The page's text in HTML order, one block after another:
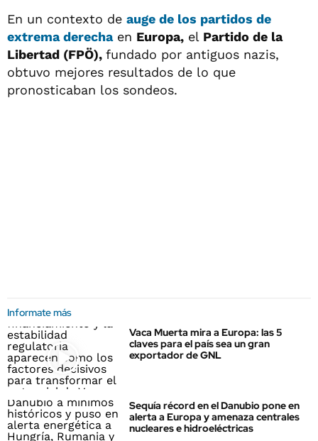
En un contexto de auge de los partidos de
extrema derechaen Europa, el Partido de la
Libertad (FPÖ), fundado por antiguos nazis,
obtuvo mejores resultados de lo que
pronosticaban los sondeos.
Informate más
Vaca Muerta mira a Europa: las 5
claves para el país sea un gran
exportador de GNL
Sequía récord en el Danubio pone en
alerta a Europa y amenaza centrales
nucleares e hidroeléctricas